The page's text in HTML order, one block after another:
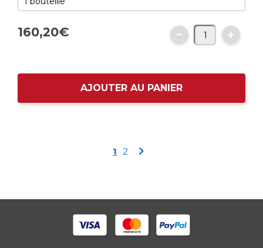
160,20€
AJOUTER AU PANIER
Page
Vous
page
1 Page
2 Page